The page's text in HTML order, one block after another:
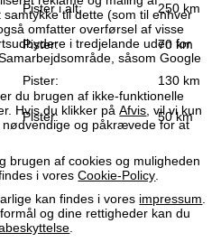
til dette (som til enhver
omfatter overførsel af visse
i tredjelande uden for
såsom Google
du brugen af ikke-funktionelle
Hvis du klikker påAfvis , vil vi kun
og påkrævede for at
brugen af cookies og muligheden
i voresCookie-Policy
kan findes i vores impressum
og dine rettigheder kan du
Pister i alt: 250 km
Pister: 70 km
Pister: 130 km
Pister: 50 km